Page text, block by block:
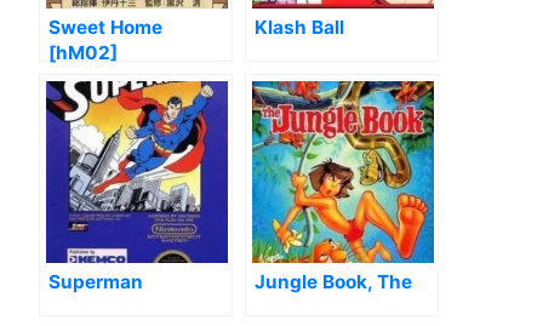
Sweet Home
[hM02]
Klash Ball
Superman Jungle Book, The